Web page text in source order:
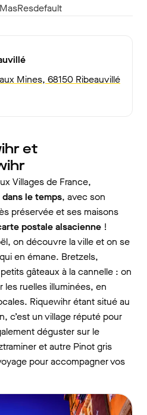
Mines, 68150 Ribeauvillé
et
Villages de France,
le temps, avec son
préservée et ses maisons
postale alsacienne !
on découvre la ville et on se
en émane. Bretzels,
gâteaux à la cannelle : on
les ruelles illuminées, en
Riquewihr étant situé au
c’est un village réputé pour
déguster sur le
et autre Pinot gris
pour accompagner vos